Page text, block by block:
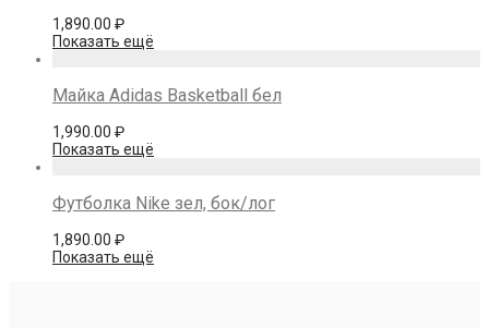
1,890.00 ₽
Показать ещё
Майка Adidas Basketball бел
1,990.00 ₽
Показать ещё
Футболка Nike зел, бок/лог
1,890.00 ₽
Показать ещё